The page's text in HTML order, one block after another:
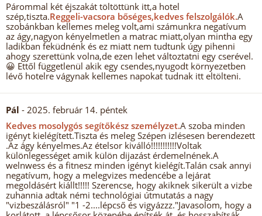
Párommal két éjszakát töltöttünk itt,a hotel
szép,tiszta.Reggeli-vacsora bőséges,kedves felszolgálók.A
szobánkban kellemes meleg volt,ami számunkra negatívum
az ágy,nagyon kényelmetlen a matrac miatt,olyan mintha egy
ladikban feküdnénk és ez miatt nem tudtunk úgy pihenni
ahogy szerettünk volna,de ezen lehet változtatni egy cserével.
😀 Ettől függetlenül akik egy csendes,nyugodt környezetben
lévő hotelre vágynak kellemes napokat tudnak itt eltölteni.
Pál - 2025. február 14. péntek
Kedves mosolygós segítőkész személyzet.A szoba minden
igényt kielégített.Tiszta és meleg Szépen izlésesen berendezett
.Az ágy kényelmes.Az ételsor kiválló!!!!!!!!!!!Voltak
különlegességet amik külön dijazást érdemelnének.A
welnwess és a fitnesz minden igényt kielégít.Talán csak annyi
negatívum, hogy a melegvizes medencébe a lejárat
megoldásért kiállt!!!!! Szerencse, hogy akiknek sikerült a vizbe
zuhannia adtak némi technológiai útmutatás a nagy
"vizbeszálásról" "1 -2....lépcső és vigyázzz."Javasolom, hogy a